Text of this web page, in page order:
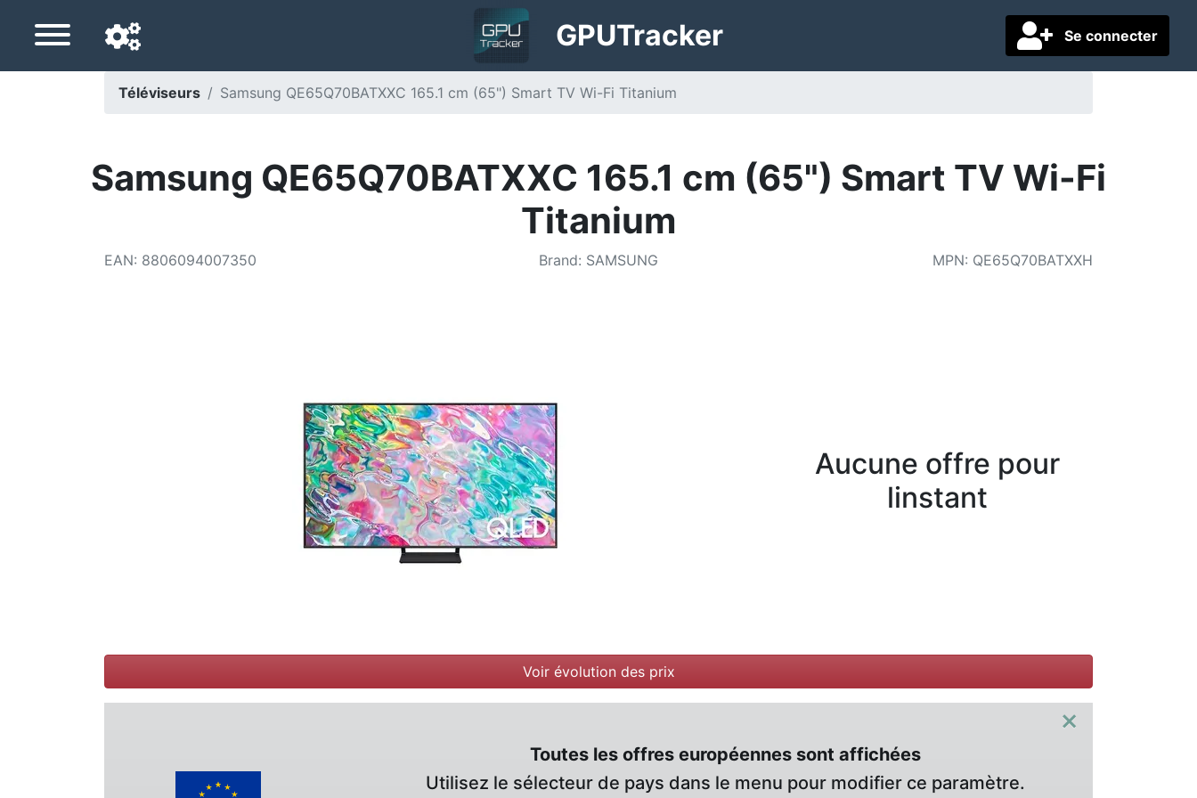
Se connecter
GPUTracker
Pays de livraison
Téléviseurs Samsung QE65Q70BATXXC 165.1 cm (65") Smart TV Wi-Fi Titanium
Samsung QE65Q70BATXXC 165.1 cm (65") Smart TV Wi-Fi
Titanium
EAN: 8806094007350 Brand: SAMSUNG MPN: QE65Q70BATXXH
Aucune offre pour
linstant
Voir évolution des prix
×
Toutes les offres européennes sont affichées
Utilisez le sélecteur de pays dans le menu pour modifier ce paramètre.